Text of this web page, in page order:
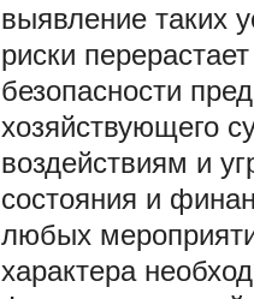
выявление таких
риски
безопасности
хозяйствующего
воздействиям и
состояния и
любых
характера